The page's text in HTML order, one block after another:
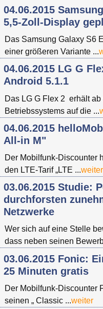
04.06.2015
5,5-Zoll-Display
Das Samsung Galaxy S6
einer größeren Variante ...
04.06.2015 LG G
Android 5.1.1
Das LG G Flex 2 erhält
Betriebssystems auf die ...
04.06.2015
All-in M"
Der Mobilfunk-Discounter
den LTE-Tarif „LTE ...weiter
03.06.2015 Studie:
durchforsten
Netzwerke
Wer sich auf eine Stelle
dass neben seinen
03.06.2015 Fonic:
25 Minuten gratis
Der Mobilfunk-Discounter
seinen „ Classic ...weiter